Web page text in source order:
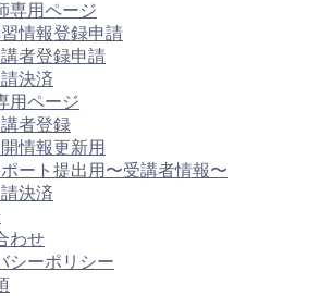
専用ページ
情報登録申請
者登録申請
決済
用ページ
者登録
情報更新用
ート提出用〜受講者情報〜
決済
わせ
シーポリシー